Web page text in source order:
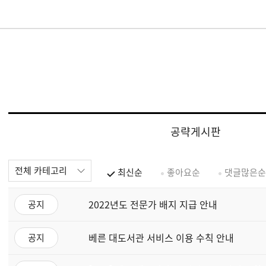
공략게시판
전체 카테고리 최신순 좋아요순 댓글많은순
공지 2022년도 전문가 배지 지급 안내
공지 베른 대도서관 서비스 이용 수칙 안내